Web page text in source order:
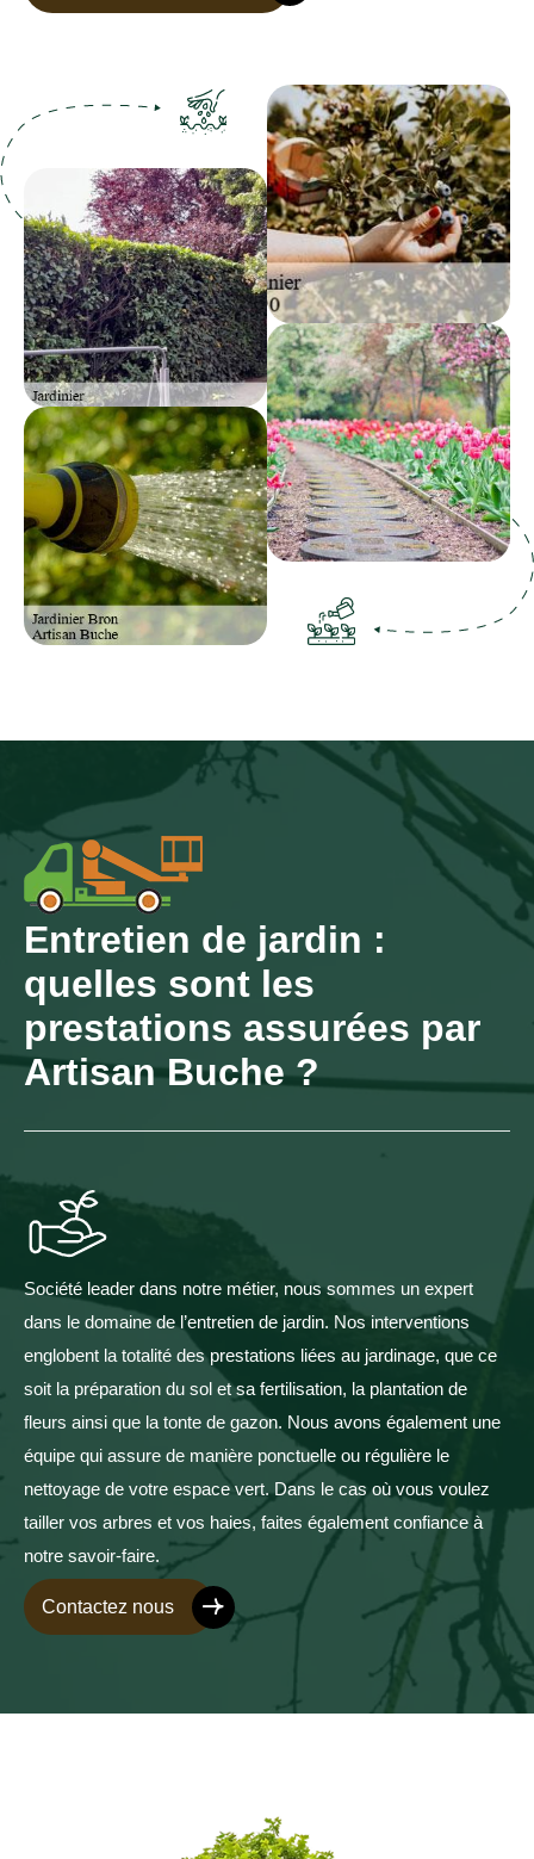
Entretien de jardin :
quelles sont les
prestations assurées par
Artisan Buche ?
Société leader dans notre métier, nous sommes un expert
dans le domaine de l’entretien de jardin. Nos interventions
englobent la totalité des prestations liées au jardinage, que ce
soit la préparation du sol et sa fertilisation, la plantation de
fleurs ainsi que la tonte de gazon. Nous avons également une
équipe qui assure de manière ponctuelle ou régulière le
nettoyage de votre espace vert. Dans le cas où vous voulez
tailler vos arbres et vos haies, faites également confiance à
notre savoir-faire.
Contactez nous